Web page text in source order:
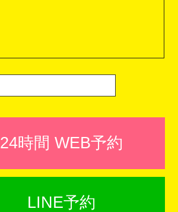
24時間 WEB予約
LINE予約